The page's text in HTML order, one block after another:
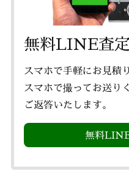
無料LINE査定
スマホで手軽にお見積
スマホで撮ってお送り
ご返答いたします。
無料